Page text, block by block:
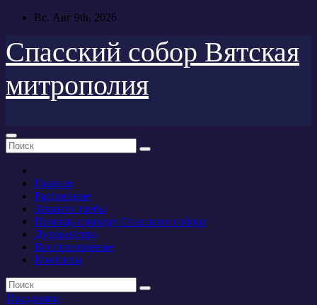
Перейти
содержимому
Вс. Авг 9th, 2026
Спасский собор Вятская
митрополия
Главная
Расписание
Заказать требы
Помощь приходу Спасского собора
Духовенство
Восстановление
Контакты
Праздники